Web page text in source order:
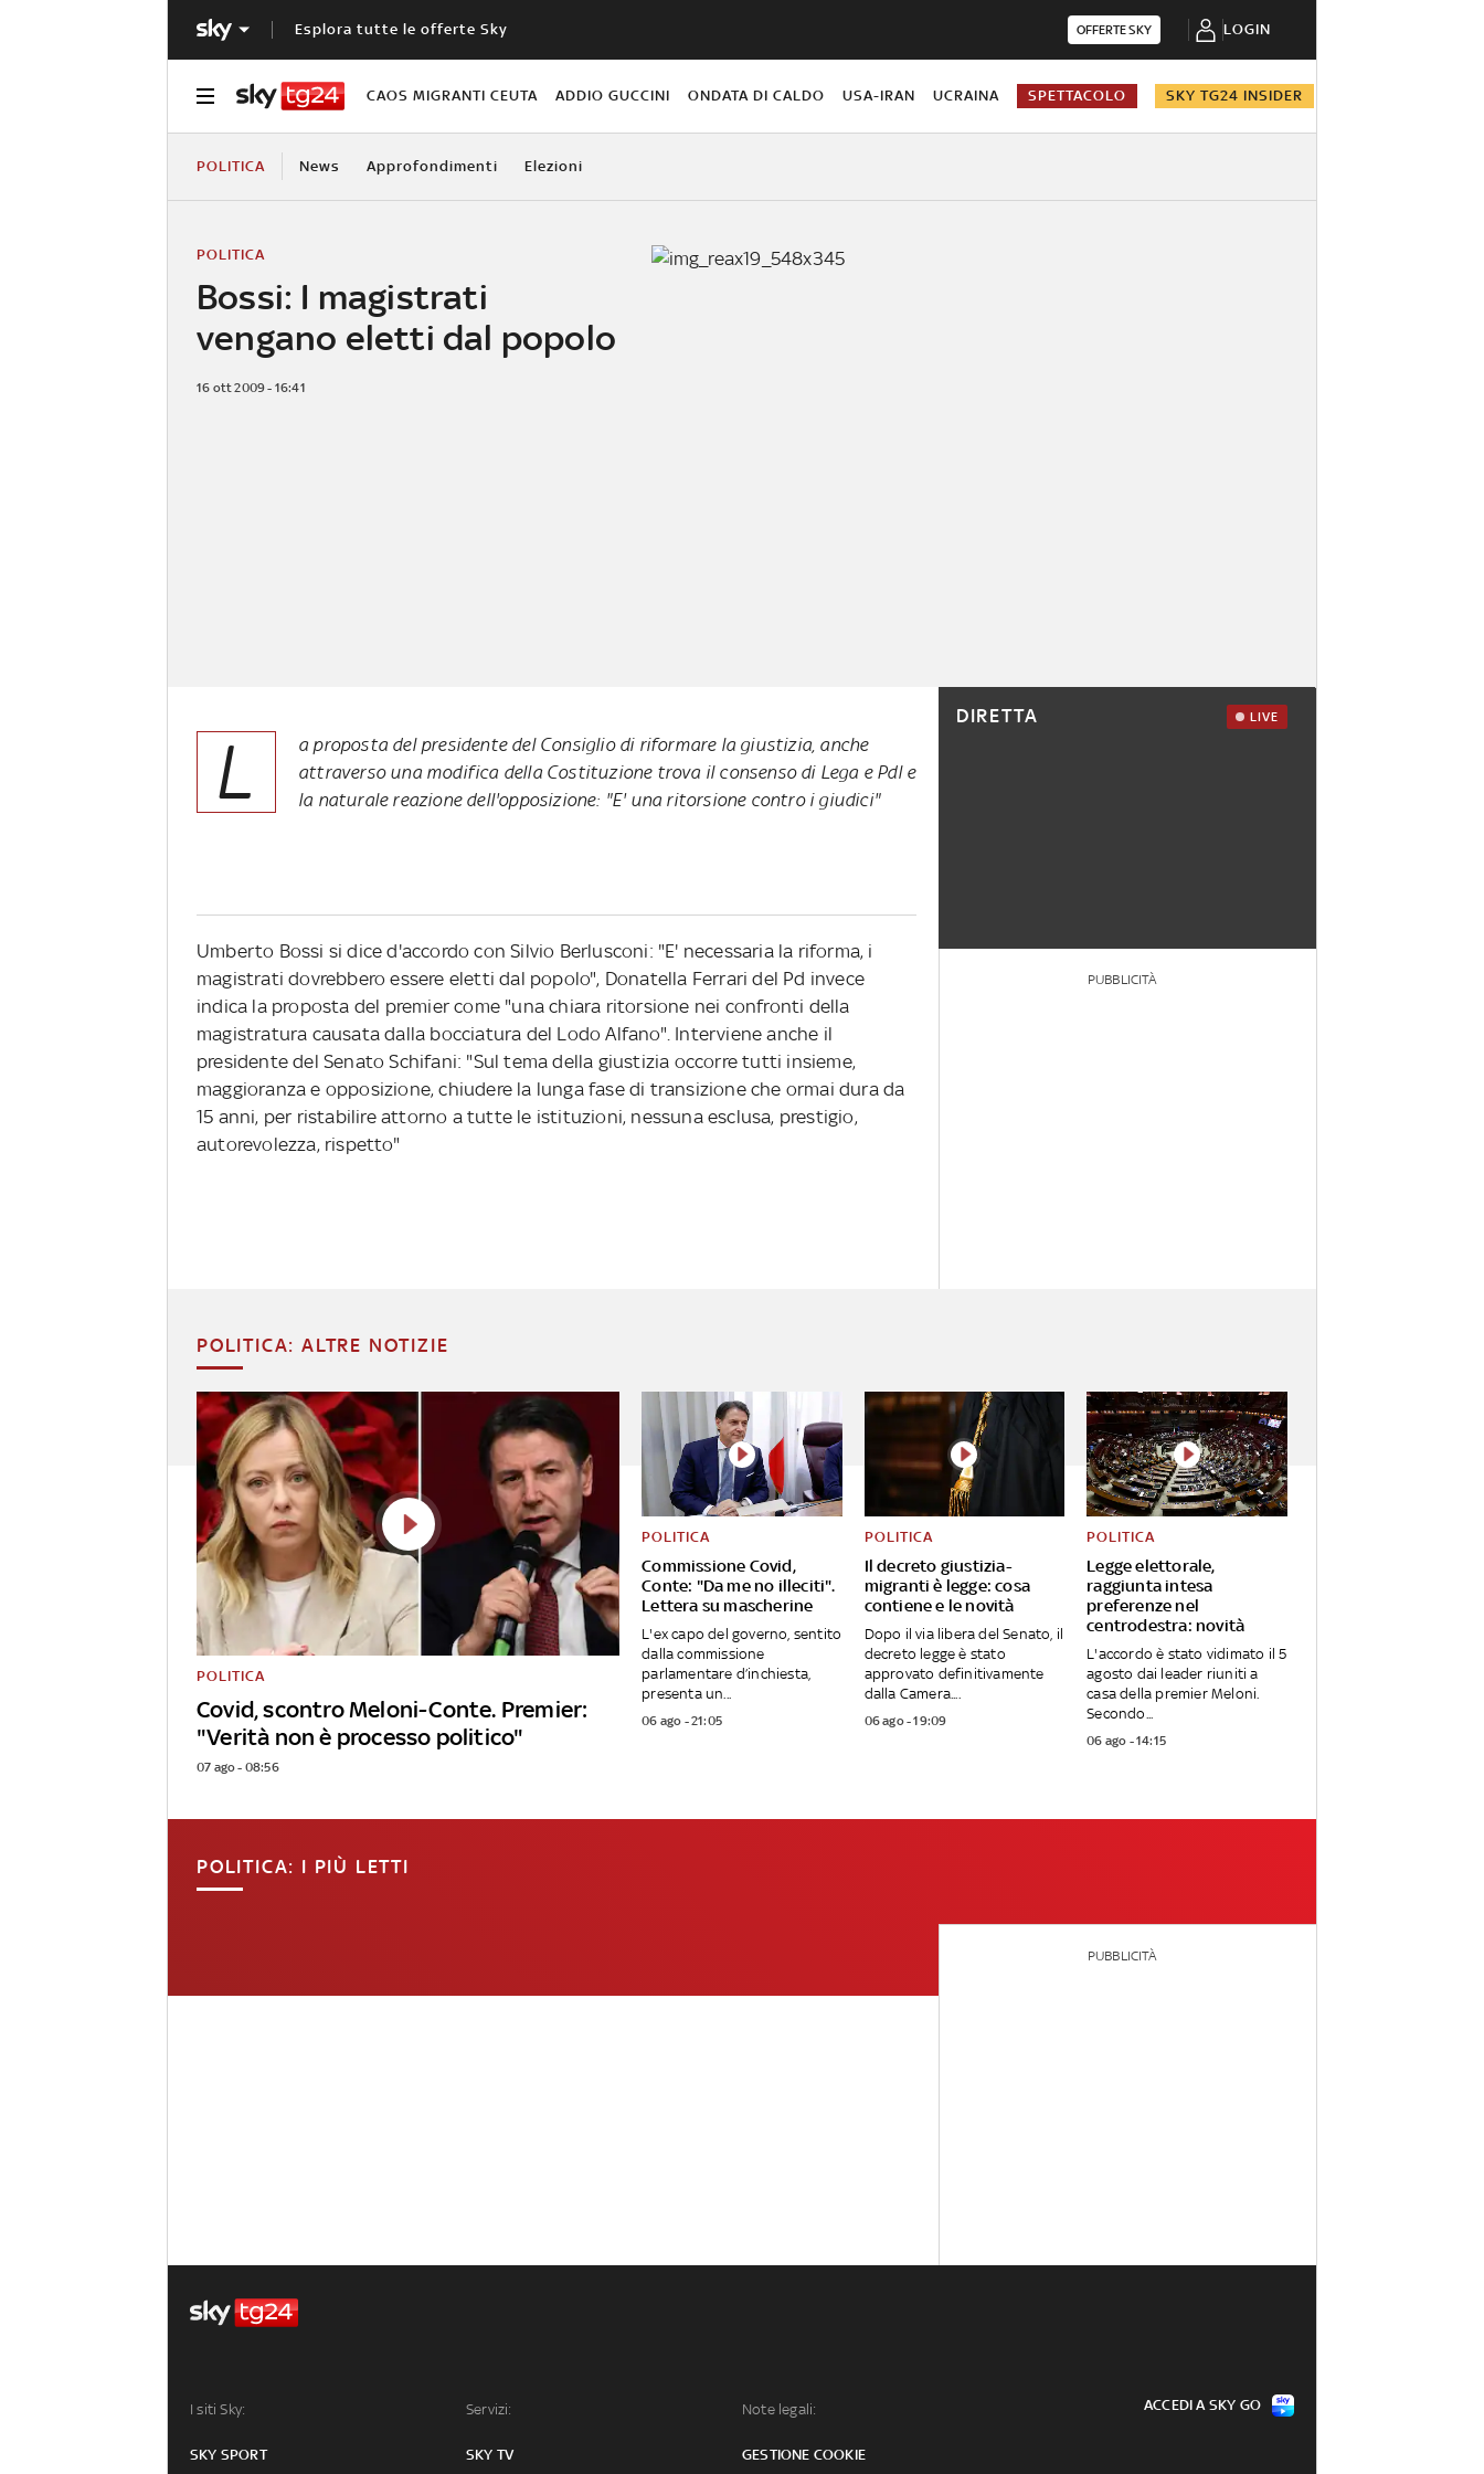
Esplora tutte le offerte Sky OFFERTE SKY LOGIN
CAOS MIGRANTI CEUTA ADDIO GUCCINI ONDATA DI CALDO USA-IRAN UCRAINA SPETTACOLO SKY TG24 INSIDER
POLITICA News Approfondimenti Elezioni
Bossi: I magistrati
vengano eletti dal popolo
POLITICA
16 ott 2009 - 16:41
L
a proposta del presidente del Consiglio di riformare la giustizia, anche
attraverso una modifica della Costituzione trova il consenso di Lega e Pdl e
la naturale reazione dell'opposizione: "E' una ritorsione contro i giudici"
Umberto Bossi si dice d'accordo con Silvio Berlusconi: "E' necessaria la riforma, i
magistrati dovrebbero essere eletti dal popolo", Donatella Ferrari del Pd invece
indica la proposta del premier come "una chiara ritorsione nei confronti della
magistratura causata dalla bocciatura del Lodo Alfano". Interviene anche il
presidente del Senato Schifani: "Sul tema della giustizia occorre tutti insieme,
maggioranza e opposizione, chiudere la lunga fase di transizione che ormai dura da
15 anni, per ristabilire attorno a tutte le istituzioni, nessuna esclusa, prestigio,
autorevolezza, rispetto"
DIRETTA LIVE
PUBBLICITÀ
POLITICA: ALTRE NOTIZIE
Covid, scontro Meloni-Conte. Premier:
"Verità non è processo politico"
POLITICA
07 ago - 08:56
Commissione Covid,
Conte: "Da me no illeciti".
Lettera su mascherine
POLITICA
L'ex capo del governo, sentito
dalla commissione
parlamentare d’inchiesta,
presenta un...
06 ago - 21:05
Il decreto giustizia-
migranti è legge: cosa
contiene e le novità
POLITICA
Dopo il via libera del Senato, il
decreto legge è stato
approvato definitivamente
dalla Camera....
06 ago - 19:09
Legge elettorale,
raggiunta intesa
preferenze nel
centrodestra: novità
POLITICA
L'accordo è stato vidimato il 5
agosto dai leader riuniti a
casa della premier Meloni.
Secondo...
06 ago - 14:15
POLITICA: I PIÙ LETTI
PUBBLICITÀ
I siti Sky:
SKY SPORT
Servizi:
SKY TV
Note legali:
GESTIONE COOKIE
ACCEDI A SKY GO